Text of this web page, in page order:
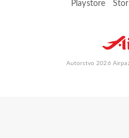
Autorstvo 2026